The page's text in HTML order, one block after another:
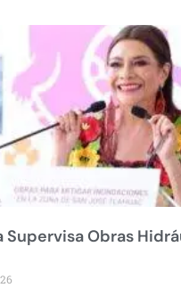
Supervisa Obras